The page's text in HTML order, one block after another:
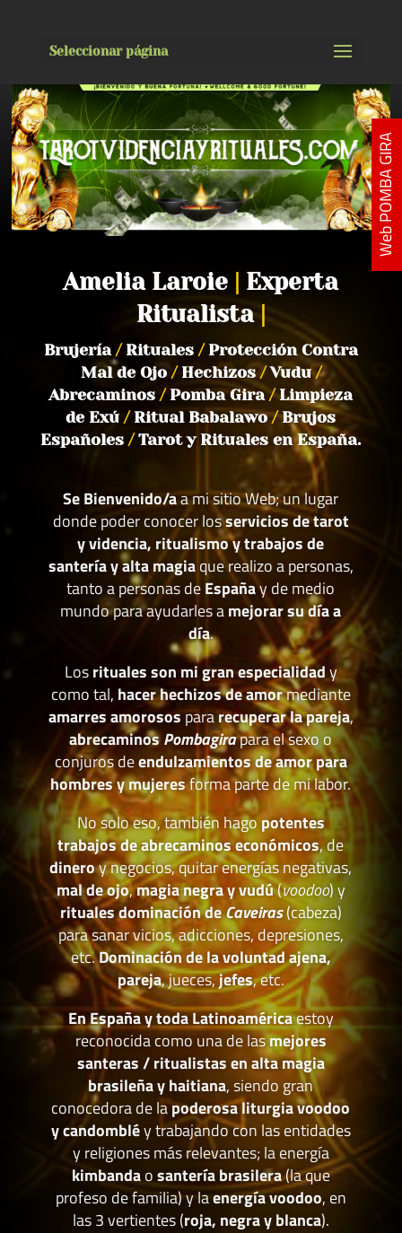
Seleccionar página
Amelia Laroie
Experta
Ritualista
Brujería /Rituales /Protección Contra
Mal de Ojo /Hechizos/Vudu/
Abrecaminos/Pomba Gira/Limpieza
de Exú/Ritual Babalawo/Brujos
Españoles/Tarot y Rituales en España.
Se Bienvenido/aa mi sitio Web; un lugar
donde poder conocer losservicios de tarot
y videncia, ritualismo y trabajos de
santería y alta magiaque realizo a personas,
tanto a personas deEspañay de medio
mundo para ayudarles amejorar su día a
día.
Losrituales son mi gran especialidady
como tal, hacer hechizos de amormediante
amarres amorosospararecuperar la pareja,
abrecaminosPombagirapara el sexo o
conjuros deendulzamientos de amor para
hombres y mujeresforma parte de mi labor.
No solo eso, también hagopotentes
trabajos de abrecaminos económicos, de
dineroy negocios, quitar energías negativas,
mal de ojo,magia negra y vudú(voodoo) y
rituales dominación deCaveiras(cabeza)
para sanar vicios, adicciones, depresiones,
etc.Dominación de la voluntad ajena,
pareja, jueces,jefes, etc.
En España y toda Latinoaméricaestoy
reconocida como una de lasmejores
santeras / ritualistas en alta magia
brasileña y haitiana, siendo gran
conocedora de lapoderosa liturgia voodoo
y candombléy trabajando con las entidades
y religiones más relevantes; la energía
kimbandaosantería brasilera(la que
profeso de familia) y laenergía voodoo, en
las 3 vertientes (roja, negra y blanca).
Web POMBA GIRA